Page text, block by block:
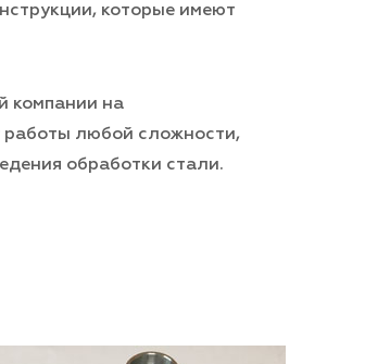
которые имеют
компании на
работы любой сложности,
обработки стали.